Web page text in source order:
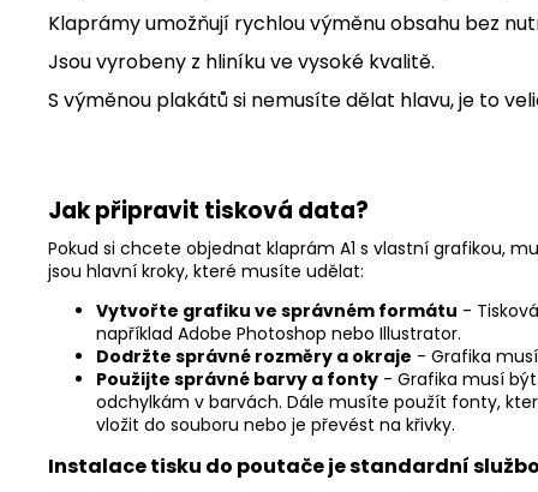
Klaprámy umožňují rychlou výměnu obsahu bez
Jsou vyrobeny z hliníku ve vysoké kvalitě.
S výměnou plakátů si nemusíte dělat hlavu, je to
Jak připravit tisková data?
Pokud si chcete objednat klaprám A1 s vlastní grafikou,
jsou hlavní kroky, které musíte udělat:
Vytvořte grafiku ve správném formátu -
například Adobe Photoshop nebo Illustrator.
Dodržte správné rozměry a okraje - Grafika
Použijte správné barvy a fonty - Grafika musí být
odchylkám v barvách. Dále musíte použít fonty,
vložit do souboru nebo je převést na křivky.
Instalace tisku do poutače je standardní